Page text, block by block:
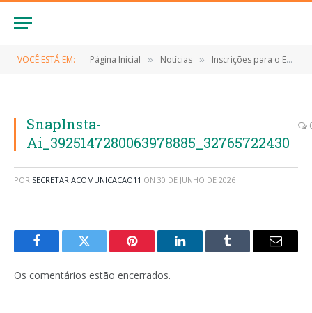
VOCÊ ESTÁ EM: Página Inicial » Notícias » Inscrições para o Edital nº 001/2026 da Política Nacional Aldir Blanc (PNAB)
SnapInsta-
Ai_3925147280063978885_32765722430
POR SECRETARIACOMUNICACAO11 ON 30 DE JUNHO DE 2026
FacebookTwitter Pinterest LinkedInTumblr
E-
Os comentários estão encerrados.